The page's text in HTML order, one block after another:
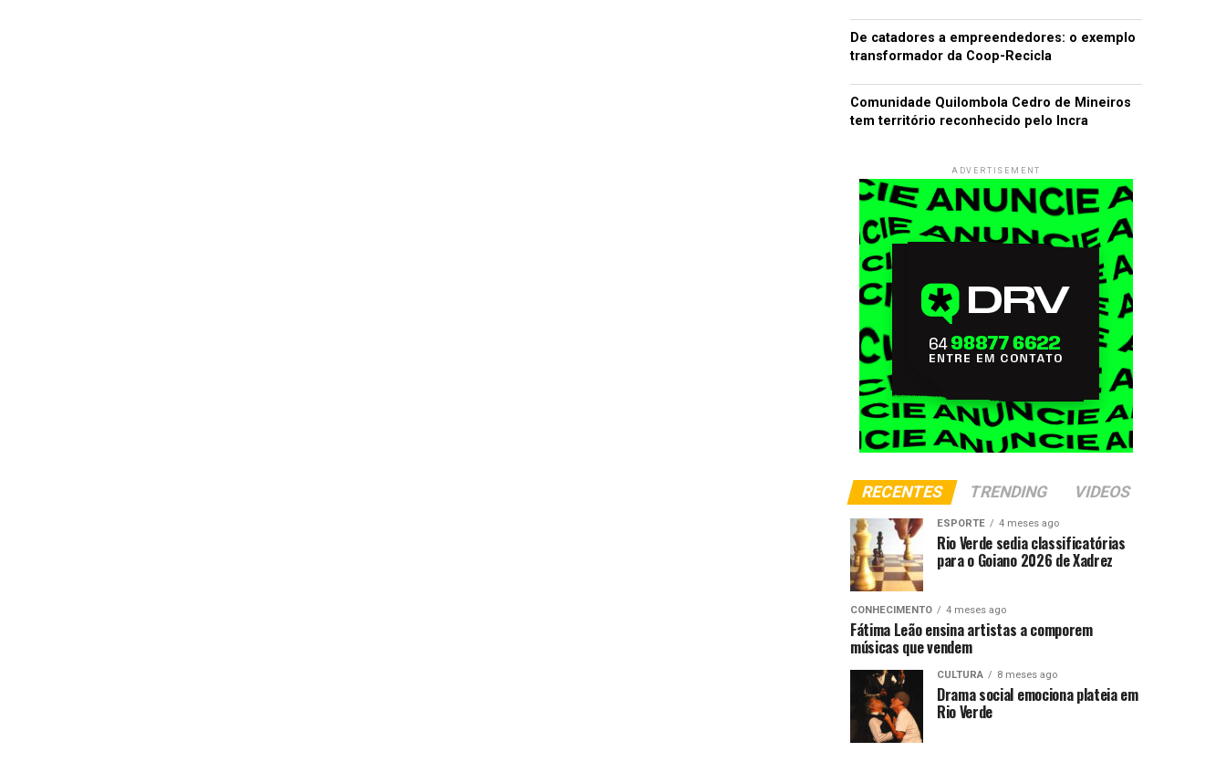
De catadores a empreendedores: o exemplo
transformador da Coop-Recicla
Comunidade Quilombola Cedro de Mineiros
tem território reconhecido pelo Incra
ADVERTISEMENT
RECENTES TRENDING VIDEOS
ESPORTE 4 meses ago
Rio Verde sedia classificatórias
para o Goiano 2026 de Xadrez
CONHECIMENTO 4 meses ago
Fátima Leão ensina artistas a comporem
músicas que vendem
CULTURA 8 meses ago
Drama social emociona plateia em
Rio Verde